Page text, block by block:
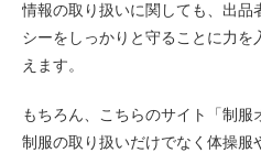
情報の取り扱いに関しても、出
シーをしっかりと守ることに力
えます。
もちろん、こちらのサイト「制服
制服の取り扱いだけでなく体操服